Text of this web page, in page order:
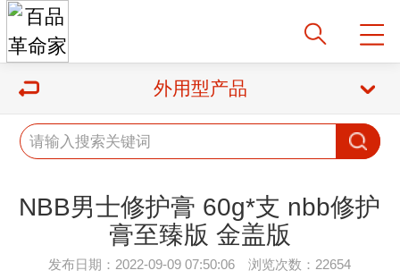
外用型产品
NBB男士修护膏 60g*支 nbb修护
膏至臻版 金盖版
发布日期：2022-09-09 07:50:06 浏览次数：22654